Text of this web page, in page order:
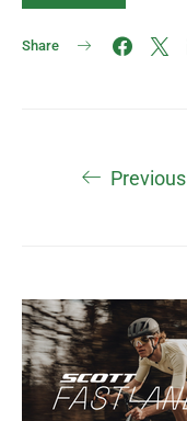
Share
Previous